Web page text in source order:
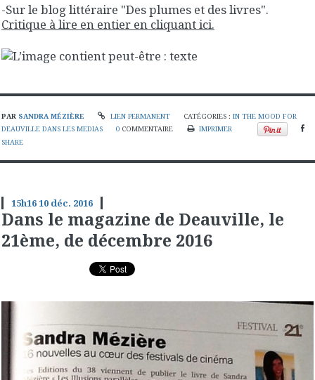
-Sur le blog littéraire "Des plumes et des livres".
Critique à lire en entier en cliquant ici.
PAR SANDRA MÉZIÈRE LIEN PERMANENT CATÉGORIES :IN THE MOOD FOR
DEAUVILLE DANS LES MEDIAS
0 COMMENTAIRE
IMPRIMER
SHARE
15h1610 déc. 2016
Dans le magazine de Deauville, le
21ème, de décembre 2016